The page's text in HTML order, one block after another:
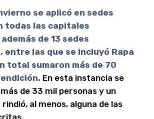
se aplicó en sedes
todas las capitales
de 13 sedes
entre las que se incluyó Rapa
total sumaron más de 70
En esta instancia se
de 33 mil personas y un
rindió, al menos, alguna de las